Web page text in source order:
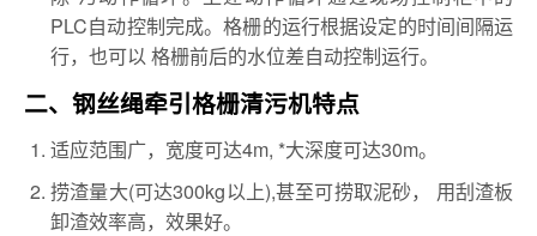
PLC自动控制完成。格栅的运行根据设定的时间间隔运
行，也可以 格栅前后的水位差自动控制运行。
二、钢丝绳牵引格栅清污机特点
适应范围广，宽度可达4m, *大深度可达30m。
捞渣量大(可达300kg以上),甚至可捞取泥砂， 用刮渣板
卸渣效率高，效果好。